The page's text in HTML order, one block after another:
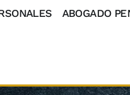
ABOGADO